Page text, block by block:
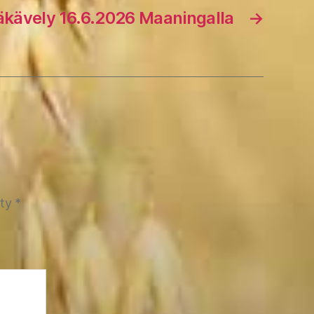
→
16.6.2026 Maaningalla
*